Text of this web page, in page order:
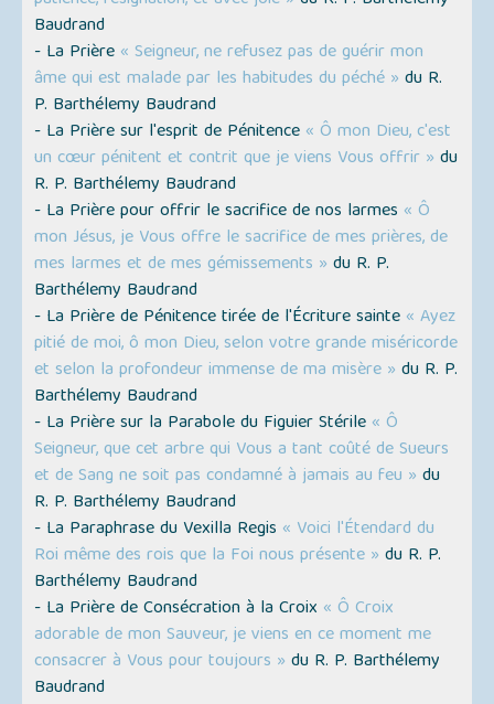
Baudrand
- La Prière « Seigneur, ne refusez pas de guérir mon
âme qui est malade par les habitudes du péché » du R.
P. Barthélemy Baudrand
- La Prière sur l'esprit de Pénitence « Ô mon Dieu, c'est
un cœur pénitent et contrit que je viens Vous offrir » du
R. P. Barthélemy Baudrand
- La Prière pour offrir le sacrifice de nos larmes « Ô
mon Jésus, je Vous offre le sacrifice de mes prières, de
mes larmes et de mes gémissements » du R. P.
Barthélemy Baudrand
- La Prière de Pénitence tirée de l'Écriture sainte « Ayez
pitié de moi, ô mon Dieu, selon votre grande miséricorde
et selon la profondeur immense de ma misère » du R. P.
Barthélemy Baudrand
- La Prière sur la Parabole du Figuier Stérile « Ô
Seigneur, que cet arbre qui Vous a tant coûté de Sueurs
et de Sang ne soit pas condamné à jamais au feu » du
R. P. Barthélemy Baudrand
- La Paraphrase du Vexilla Regis « Voici l'Étendard du
Roi même des rois que la Foi nous présente » du R. P.
Barthélemy Baudrand
- La Prière de Consécration à la Croix « Ô Croix
adorable de mon Sauveur, je viens en ce moment me
consacrer à Vous pour toujours » du R. P. Barthélemy
Baudrand